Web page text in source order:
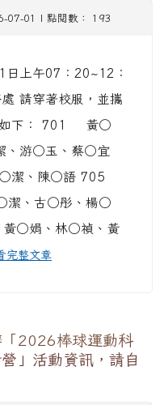
07-01 | 點閱數： 193
上午07：20~12：
請穿著校服，並攜
如下： 701 黃○
、游○玉、蔡○宜
潔、陳○語 705
、古○彤、楊○
○娟、林○禎、黃
完整文章
「2026棒球運動科
」活動資訊，請自